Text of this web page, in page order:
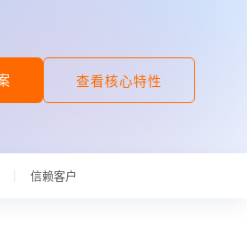
查看核心特性
信赖客户